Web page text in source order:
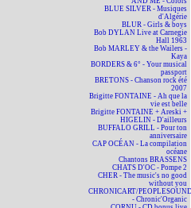
BLUE SILVER - Musiques
d'Algérie
BLUR - Girls & boys
Bob DYLAN Live at Carnegie
Hall 1963
Bob MARLEY & the Wailers -
Kaya
BORDERS & 6° - Your musical
passport
BRETONS - Chanson rock été
2007
Brigitte FONTAINE - Ah que la
vie est belle
Brigitte FONTAINE + Areski +
HIGELIN - D'ailleurs
BUFFALO GRILL - Pour ton
anniversaire
CAP OCÉAN - La compilation
océane
Chantons BRASSENS
CHATS D'OC - Pompe 2
CHER - The music's no good
without you
CHRONICART/
- Chronic'Organic